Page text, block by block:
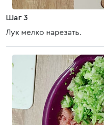
Шаг 3
Лук мелко нарезать.